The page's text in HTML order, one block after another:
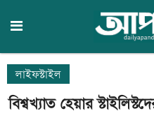
লাইফস্টাইল
বিশ্বখ্যাত হেয়ার